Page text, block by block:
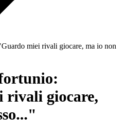
miei rivali giocare, ma io non
rivali giocare,